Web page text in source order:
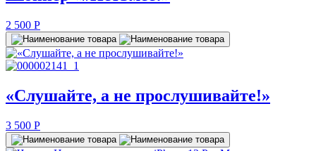
2 500 P
«Слушайте, а не прослушивайте!»
3 500 P